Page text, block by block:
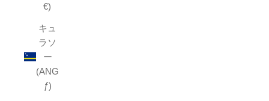
€)
キュ
ラソ
ー
(ANG
ƒ)